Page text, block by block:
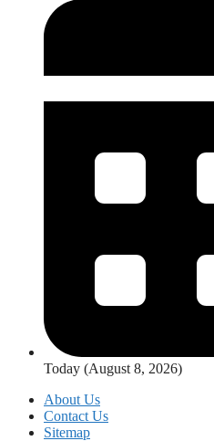
Today (August 8, 2026)
About Us
Contact Us
Sitemap